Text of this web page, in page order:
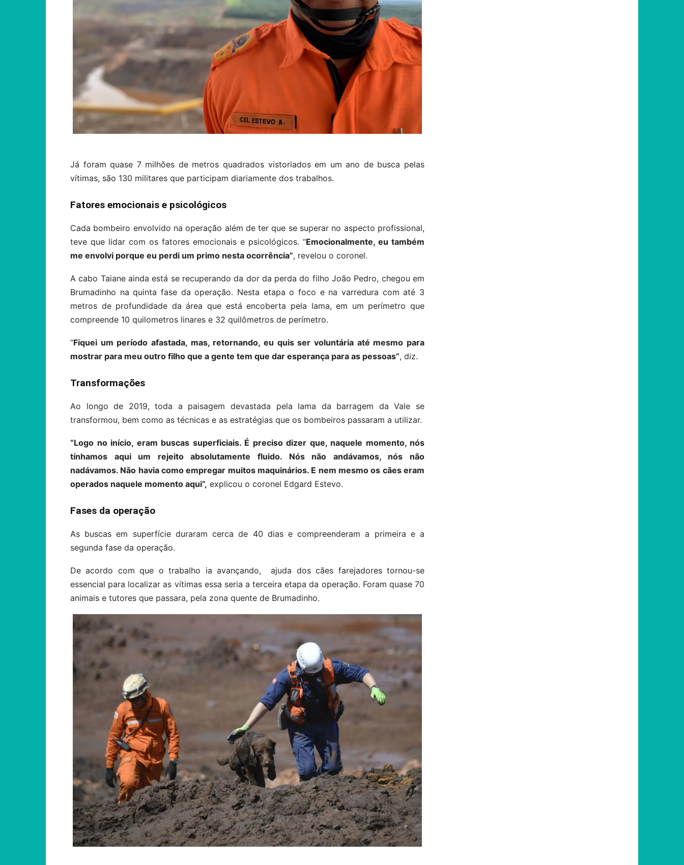
Já foram quase 7 milhões de metros quadrados vistoriados em um ano de busca pelas
vítimas, são 130 militares que participam diariamente dos trabalhos.
Fatores emocionais e psicológicos
Cada bombeiro envolvido na operação além de ter que se superar no aspecto profissional,
teve que lidar com os fatores emocionais e psicológicos. “Emocionalmente, eu também
me envolvi porque eu perdi um primo nesta ocorrência”, revelou o coronel.
A cabo Taiane ainda está se recuperando da dor da perda do filho João Pedro, chegou em
Brumadinho na quinta fase da operação. Nesta etapa o foco e na varredura com até 3
metros de profundidade da área que está encoberta pela lama, em um perímetro que
compreende 10 quilometros linares e 32 quilômetros de perímetro.
“Fiquei um período afastada, mas, retornando, eu quis ser voluntária até mesmo para
mostrar para meu outro filho que a gente tem que dar esperança para as pessoas”, diz.
Transformações
Ao longo de 2019, toda a paisagem devastada pela lama da barragem da Vale se
transformou, bem como as técnicas e as estratégias que os bombeiros passaram a utilizar.
“Logo no início, eram buscas superficiais. É preciso dizer que, naquele momento, nós
tínhamos aqui um rejeito absolutamente fluido. Nós não andávamos, nós não
nadávamos. Não havia como empregar muitos maquinários. E nem mesmo os cães eram
operados naquele momento aqui”, explicou o coronel Edgard Estevo.
Fases da operação
As buscas em superfície duraram cerca de 40 dias e compreenderam a primeira e a
segunda fase da operação.
De acordo com que o trabalho ia avançando, ajuda dos cães farejadores tornou-se
essencial para localizar as vítimas essa seria a terceira etapa da operação. Foram quase 70
animais e tutores que passara, pela zona quente de Brumadinho.